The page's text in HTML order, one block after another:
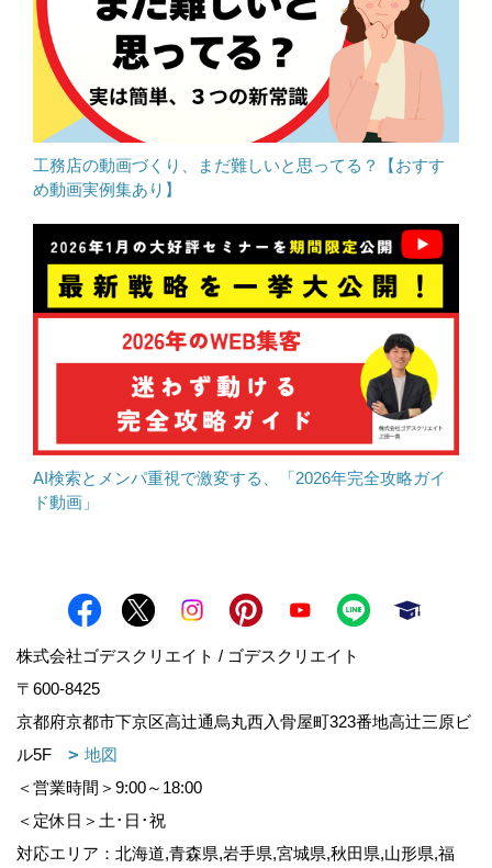
工務店の動画づくり、まだ難しいと思ってる？【おすす
め動画実例集あり】
AI検索とメンパ重視で激変する、「2026年完全攻略ガイ
ド動画」
株式会社ゴデスクリエイト / ゴデスクリエイト
〒600-8425
京都府京都市下京区高辻通烏丸西入骨屋町323番地高辻三原ビ
ル5F
地図
＜営業時間＞9:00～18:00
＜定休日＞土･日･祝
対応エリア：北海道,青森県,岩手県,宮城県,秋田県,山形県,福